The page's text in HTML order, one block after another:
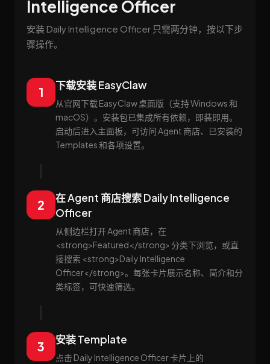
Intelligence Officer
安装 Daily Intelligence Officer 只需两分钟，按以下步
骤操作。
1 下载安装 EasyClaw
从官网下载 EasyClaw 桌面版（支持 Windows 和
macOS）。安装包已集成所有依赖，即装即用。
启动后进入主面板，可访问 Agent 商店、已安装的
Templates 和各项设置。
2
在 Agent 商店搜索 Daily Intelligence
Officer
从侧边栏打开 Agent 商店，在
<strong>Featured</strong> 分类下浏览，或直
接搜索 <strong>Daily Intelligence
Officer</strong>。每张卡片展示名称、简介和分
类标签，可快速筛选。
3 安装 Template
点击 Daily Intelligence Officer 卡片上的